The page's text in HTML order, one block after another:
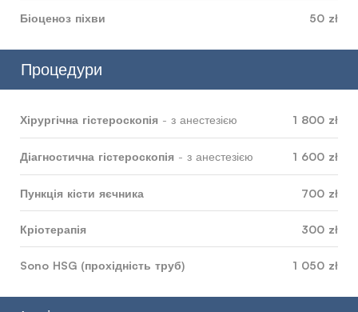
Біоценоз піхви 50 zł
Процедури
Хірургічна гістероскопія - з анестезією 1 800 zł
Діагностична гістероскопія - з анестезією 1 600 zł
Пункція кісти яєчника 700 zł
Кріотерапія 300 zł
Sono HSG (прохідність труб) 1 050 zł